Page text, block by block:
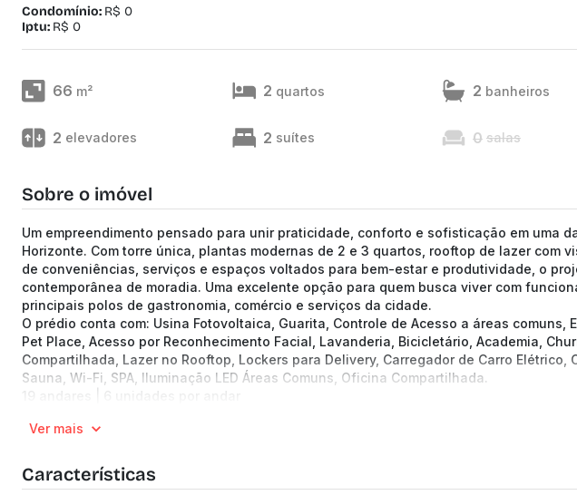
Condomínio: R$ 0
Iptu: R$ 0
66 m² 2 quartos 2 banheiros
2 elevadores 2 suítes 0 salas
Sobre o imóvel
Um empreendimento pensado para unir praticidade, conforto e sofisticação em uma
Horizonte. Com torre única, plantas modernas de 2 e 3 quartos, rooftop de lazer com
de conveniências, serviços e espaços voltados para bem-estar e produtividade, o
contemporânea de moradia. Uma excelente opção para quem busca viver com
principais polos de gastronomia, comércio e serviços da cidade.
O prédio conta com: Usina Fotovoltaica, Guarita, Controle de Acesso a áreas comuns,
Pet Place, Acesso por Reconhecimento Facial, Lavanderia, Bicicletário, Academia,
Compartilhada, Lazer no Rooftop, Lockers para Delivery, Carregador de Carro Elétrico,
Sauna, Wi-Fi, SPA, Iluminação LED Áreas Comuns, Oficina Compartilhada.
19 andares | 6 unidades por andar
2 a 3 quartos
2 banheiros
Previsão de entrega: 30/11/2028
Ver mais
Características